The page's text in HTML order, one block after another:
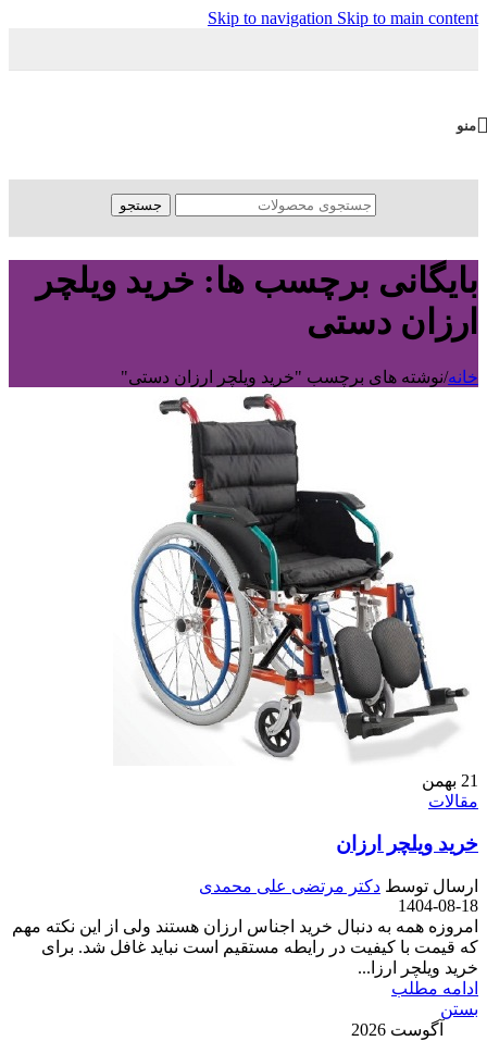
Skip to navigation Skip to main content
منو
جستجو
بایگانی برچسب ها: خرید ویلچر
ارزان دستی
خانه/نوشته های برچسب "خرید ویلچر ارزان دستی"
21 بهمن
مقالات
خرید ویلچر ارزان
ارسال توسط دکتر مرتضی علی محمدی
1404-08-18
امروزه همه به دنبال خرید اجناس ارزان هستند ولی از این نکته مهم
که قیمت با کیفیت در رایطه مستقیم است نباید غافل شد. برای
خرید ویلچر ارزا...
ادامه مطلب
بستن
آگوست 2026